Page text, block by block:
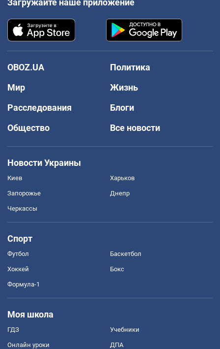
OBOZ.UA
Политика
Мир
Жизнь
Расследования
Блоги
Общество
Все новости
Новости Украины
Киев Харьков
Запорожье Днепр
Черкассы
Спорт
Футбол Баскетбол
Хоккей Бокс
Формула-1
Моя школа
ГДЗ Учебники
Онлайн уроки ДПА